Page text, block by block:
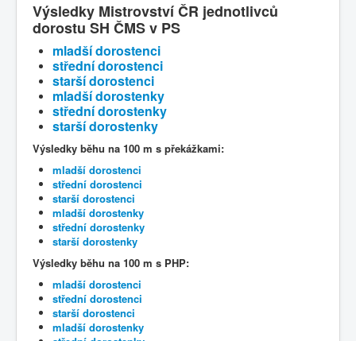
Výsledky Mistrovství ČR jednotlivců
dorostu SH ČMS v PS
mladší dorostenci
střední dorostenci
starší dorostenci
mladší dorostenky
střední dorostenky
starší dorostenky
Výsledky běhu na 100 m s překážkami:
mladší dorostenci
střední dorostenci
starší dorostenci
mladší dorostenky
střední dorostenky
starší dorostenky
Výsledky běhu na 100 m s PHP:
mladší dorostenci
střední dorostenci
starší dorostenci
mladší dorostenky